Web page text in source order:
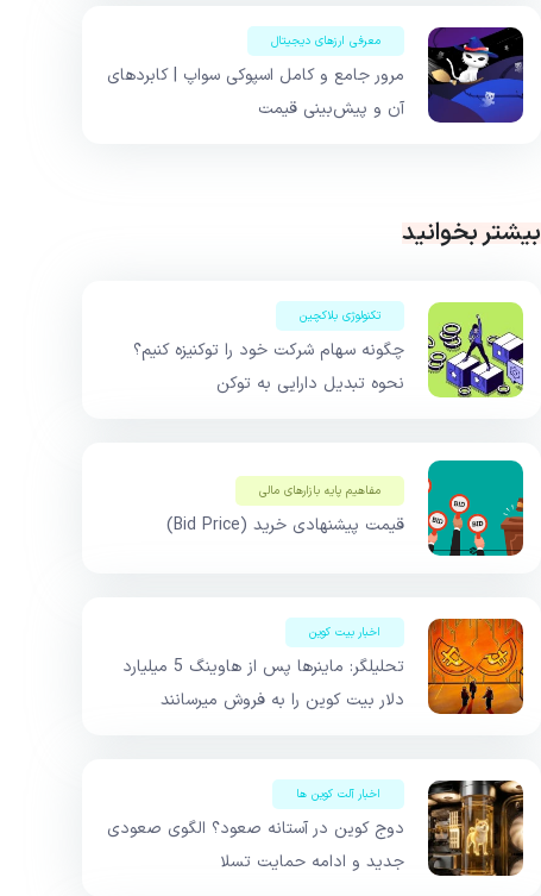
معرفی ارزهای دیجیتال
مرور جامع و کامل اسپوکی سواپ | کابردهای
آن و پیش‌بینی قیمت
بیشتر بخوانید
تکنولوژی بلاکچین
چگونه سهام شرکت خود را توکنیزه کنیم؟
نحوه تبدیل دارایی به توکن
مفاهیم پایه بازار‌های مالی
قیمت پیشنهادی خرید (Bid Price)
اخبار بیت کوین
تحلیلگر: ماینرها پس از هاوینگ 5 میلیارد
دلار بیت کوین را به فروش میرسانند
اخبار آلت کوین ها
دوج کوین در آستانه صعود؟ الگوی صعودی
جدید و ادامه حمایت تسلا